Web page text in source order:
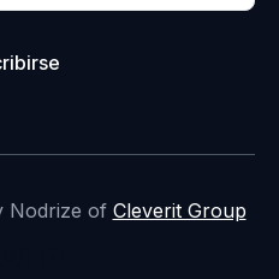
Nodrize of Cleverit Group